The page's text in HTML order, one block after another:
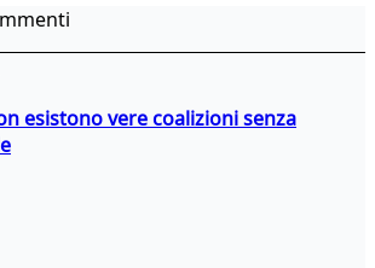
esistono vere coalizioni senza